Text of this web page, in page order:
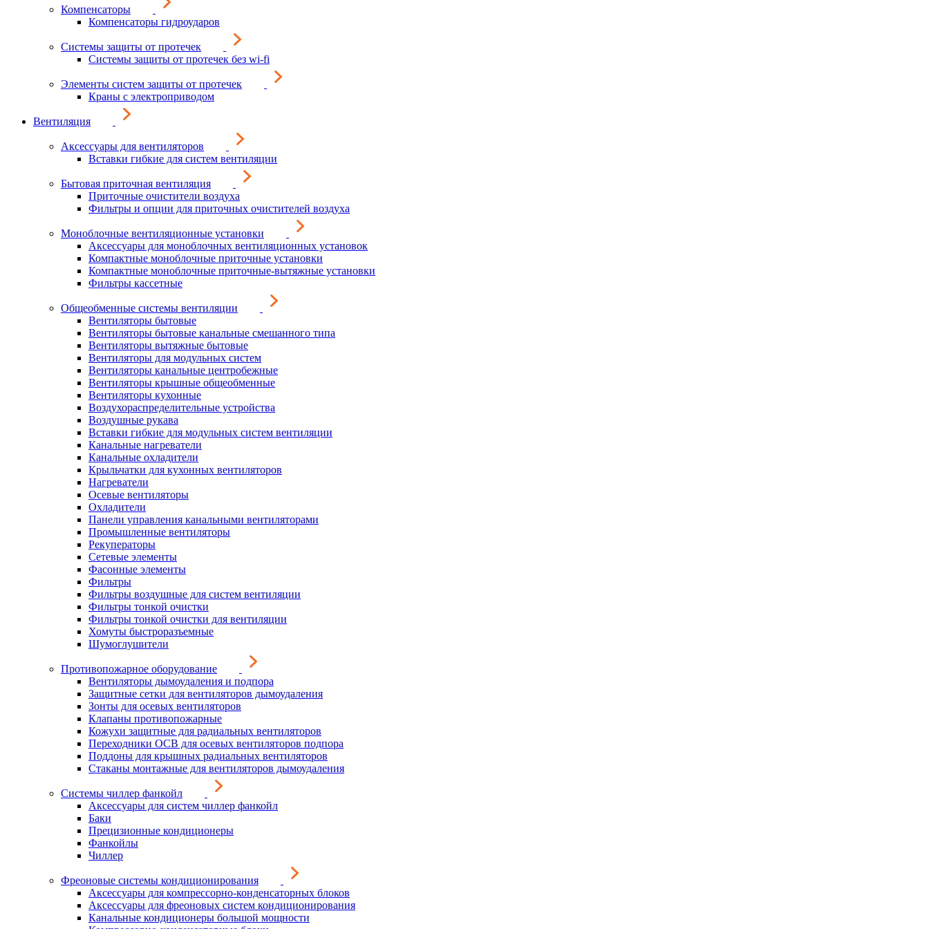
Компенсаторы
Компенсаторы гидроударов
Системы защиты от протечек
Системы защиты от протечек без wi-fi
Элементы систем защиты от протечек
Краны с электроприводом
Вентиляция
Аксессуары для вентиляторов
Вставки гибкие для систем вентиляции
Бытовая приточная вентиляция
Приточные очистители воздуха
Фильтры и опции для приточных очистителей воздуха
Моноблочные вентиляционные установки
Аксессуары для моноблочных вентиляционных установок
Компактные моноблочные приточные установки
Компактные моноблочные приточные-вытяжные установки
Фильтры кассетные
Общеобменные системы вентиляции
Вентиляторы бытовые
Вентиляторы бытовые канальные смешанного типа
Вентиляторы вытяжные бытовые
Вентиляторы для модульных систем
Вентиляторы канальные центробежные
Вентиляторы крышные общеобменные
Вентиляторы кухонные
Воздухораспределительные устройства
Воздушные рукава
Вставки гибкие для модульных систем вентиляции
Канальные нагреватели
Канальные охладители
Крыльчатки для кухонных вентиляторов
Нагреватели
Осевые вентиляторы
Охладители
Панели управления канальными вентиляторами
Промышленные вентиляторы
Рекуператоры
Сетевые элементы
Фасонные элементы
Фильтры
Фильтры воздушные для систем вентиляции
Фильтры тонкой очистки
Фильтры тонкой очистки для вентиляции
Хомуты быстроразъемные
Шумоглушители
Противопожарное оборудование
Вентиляторы дымоудаления и подпора
Защитные сетки для вентиляторов дымоудаления
Зонты для осевых вентиляторов
Клапаны противопожарные
Кожухи защитные для радиальных вентиляторов
Переходники ОСВ для осевых вентиляторов подпора
Поддоны для крышных радиальных вентиляторов
Стаканы монтажные для вентиляторов дымоудаления
Системы чиллер фанкойл
Аксессуары для систем чиллер фанкойл
Баки
Прецизионные кондиционеры
Фанкойлы
Чиллер
Фреоновые системы кондиционирования
Аксессуары для компрессорно-конденсаторных блоков
Аксессуары для фреоновых систем кондиционирования
Канальные кондиционеры большой мощности